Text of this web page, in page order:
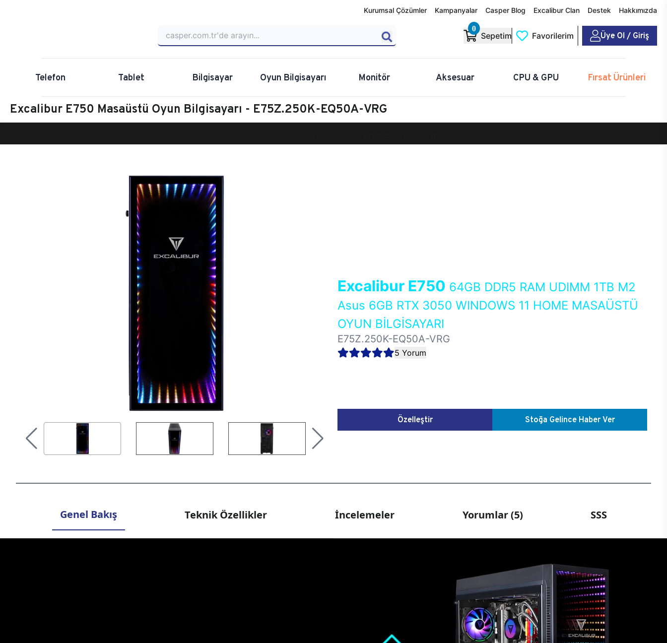
Kurumsal Çözümler Kampanyalar Casper Blog Excalibur Clan Destek Hakkımızda
0
Sepetim Favorilerim Üye Ol / Giriş
Telefon Tablet Bilgisayar Oyun Bilgisayarı Monitör Aksesuar CPU & GPU Fırsat Ürünleri
Excalibur E750 Masaüstü Oyun Bilgisayarı - E75Z.250K-EQ50A-VRG
Excalibur E750 64GB DDR5 RAM UDIMM 1TB M2
Asus 6GB RTX 3050 WINDOWS 11 HOME MASAÜSTÜ
OYUN BİLGİSAYARI
E75Z.250K-EQ50A-VRG
5 Yorum
Özelleştir Stoğa Gelince Haber Ver
Genel Bakış Teknik Özellikler İncelemeler Yorumlar (5) SSS